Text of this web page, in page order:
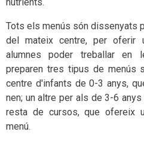
Tots els menús són dissenyats
del mateix centre, per oferir
alumnes poder treballar en
preparen tres tipus de menús
centre d'infants de 0-3 anys,
nen; un altre per als de 3-6
resta de cursos, que ofereix
menú.